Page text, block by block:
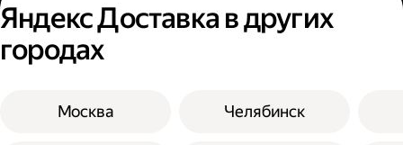
Яндекс Доставка в других
городах
Москва Челябинск